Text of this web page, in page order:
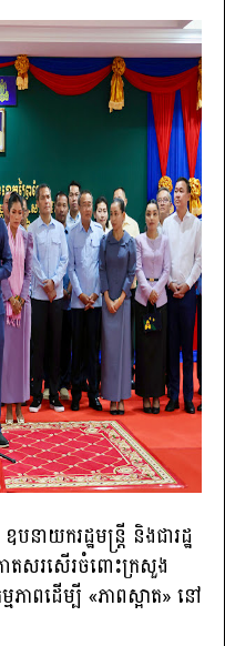
ាយករដ្ឋមន្ត្រី និងជារដ្ឋ
ោតសរសើរចំពោះក្រសួង
ាពដើម្បី «ភាពស្អាត» នៅ